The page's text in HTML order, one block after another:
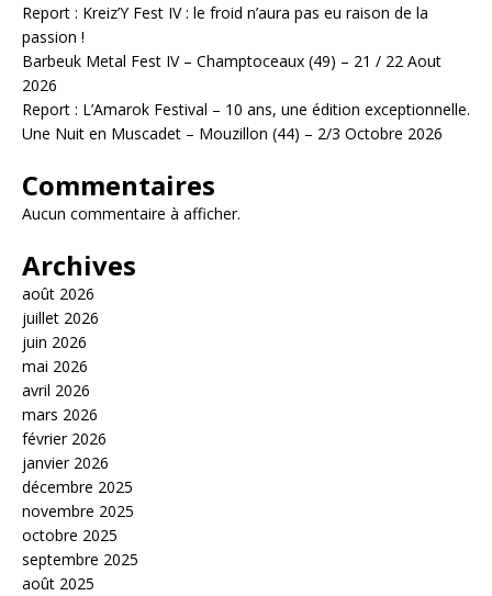
Report : Kreiz’Y Fest IV : le froid n’aura pas eu raison de la
passion !
Barbeuk Metal Fest IV – Champtoceaux (49) – 21 / 22 Aout
2026
Report : L’Amarok Festival – 10 ans, une édition exceptionnelle.
Une Nuit en Muscadet – Mouzillon (44) – 2/3 Octobre 2026
Commentaires
Aucun commentaire à afficher.
Archives
août 2026
juillet 2026
juin 2026
mai 2026
avril 2026
mars 2026
février 2026
janvier 2026
décembre 2025
novembre 2025
octobre 2025
septembre 2025
août 2025